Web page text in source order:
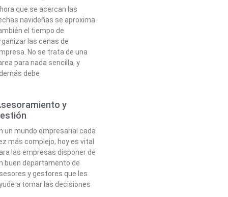
que se acercan las
navideñas se aproxima
el tiempo de
las cenas de
No se trata de una
para nada sencilla, y
debe
y
un mundo empresarial cada
más complejo, hoy es vital
las empresas disponer de
buen departamento de
y gestores que les
a tomar las decisiones